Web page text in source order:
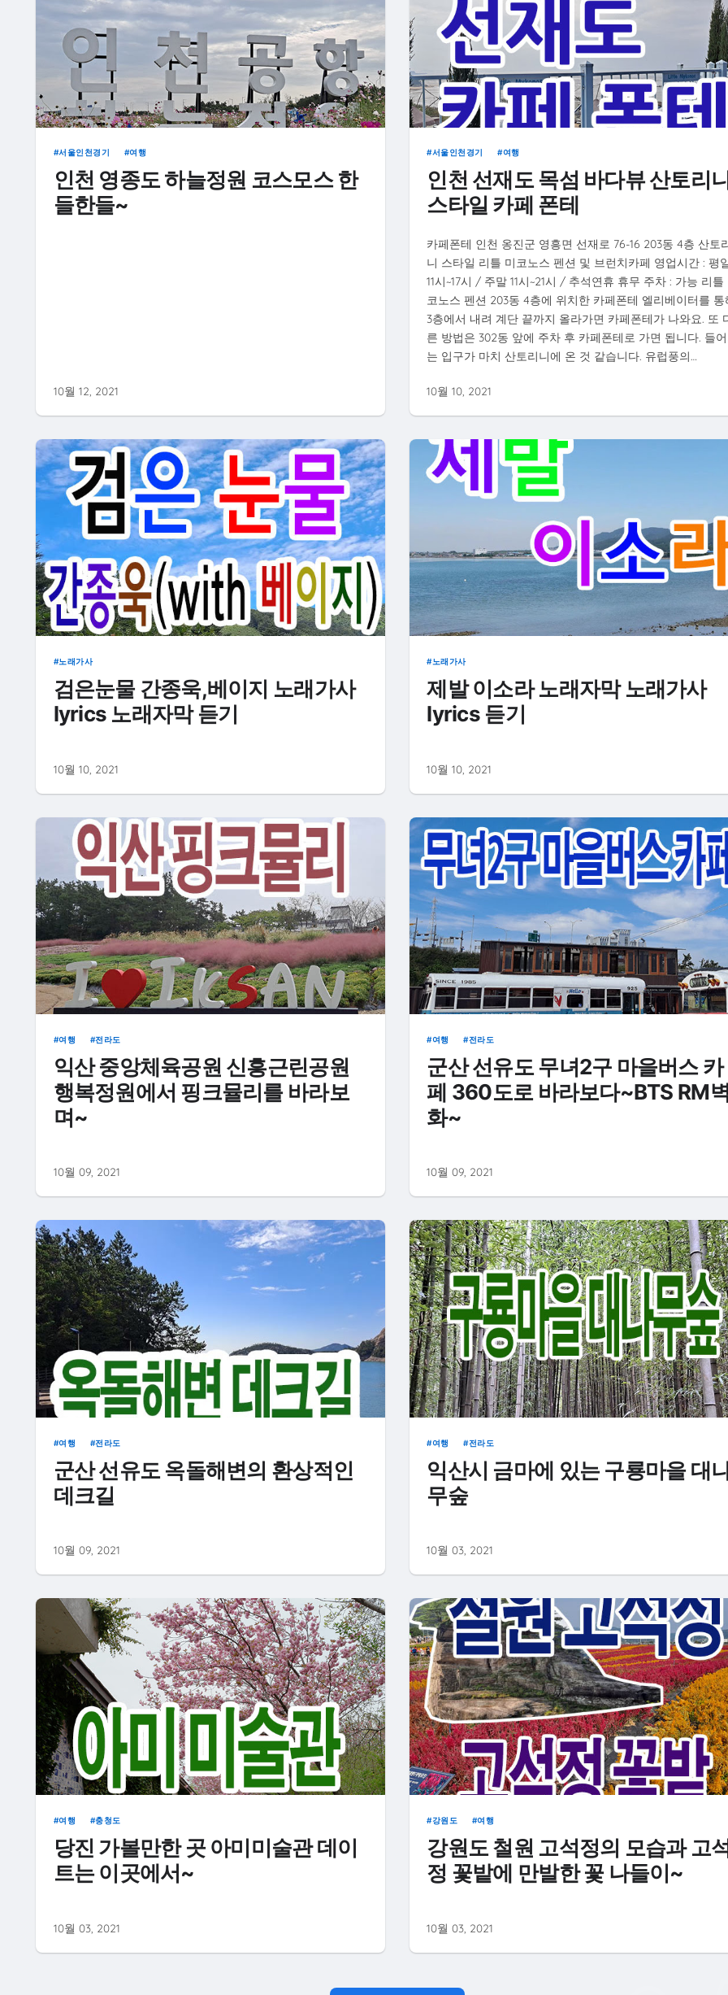
서울인천경기 여행
인천 영종도 하늘정원 코스모스 한
들한들~
10월 12, 2021
서울인천경기 여행
인천 선재도 목섬 바다뷰 산토리
스타일 카페 폰테
카페폰테 인천 옹진군 영흥면 선재로 76-16 203동 4층 산토
니 스타일 리틀 미코노스 펜션 및 브런치카페 영업시간 : 평
11시~17시 / 주말 11시~21시 / 추석연휴 휴무 주차 : 가능 리틀
코노스 펜션 203동 4층에 위치한 카페폰테 엘리베이터를 통
3층에서 내려 계단 끝까지 올라가면 카페폰테가 나와요. 또
른 방법은 302동 앞에 주차 후 카페폰테로 가면 됩니다. 들
는 입구가 마치 산토리니에 온 것 같습니다. 유럽풍의…
10월 10, 2021
노래가사
검은눈물 간종욱,베이지 노래가사
lyrics 노래자막 듣기
10월 10, 2021
노래가사
제발 이소라 노래자막 노래가사
lyrics 듣기
10월 10, 2021
여행 전라도
익산 중앙체육공원 신흥근린공원
행복정원에서 핑크뮬리를 바라보
며~
10월 09, 2021
여행 전라도
군산 선유도 무녀2구 마을버스 카
페 360도로 바라보다~BTS RM
화~
10월 09, 2021
여행 전라도
군산 선유도 옥돌해변의 환상적인
데크길
10월 09, 2021
여행 전라도
익산시 금마에 있는 구룡마을 대
무숲
10월 03, 2021
여행 충청도
당진 가볼만한 곳 아미미술관 데이
트는 이곳에서~
10월 03, 2021
강원도 여행
강원도 철원 고석정의 모습과 고
정 꽃밭에 만발한 꽃 나들이~
10월 03, 2021